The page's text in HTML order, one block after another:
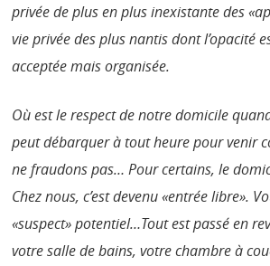
privée de plus en plus inexistante des
vie privée des plus nantis dont l’opacité
acceptée mais organisée.
Où est le respect de notre domicile
peut débarquer à tout heure pour venir
ne fraudons pas… Pour certains, le
Chez nous, c’est devenu «entrée libre».
«suspect» potentiel…Tout est passé en
votre salle de bains, votre chambre à